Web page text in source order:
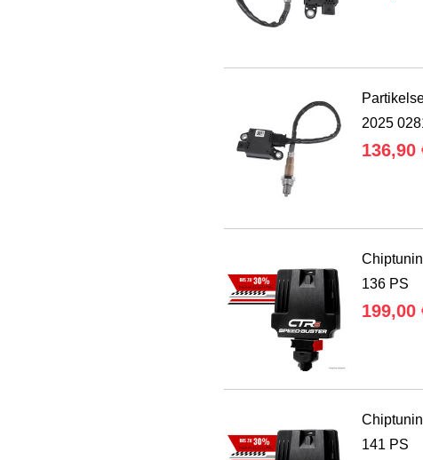
2025
136,90
136 PS
199,00
141 PS